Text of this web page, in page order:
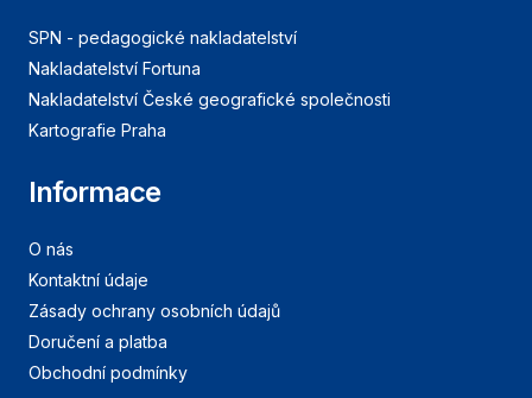
SPN - pedagogické nakladatelství
Nakladatelství Fortuna
Nakladatelství České geografické společnosti
Kartografie Praha
Informace
O nás
Kontaktní údaje
Zásady ochrany osobních údajů
Doručení a platba
Obchodní podmínky